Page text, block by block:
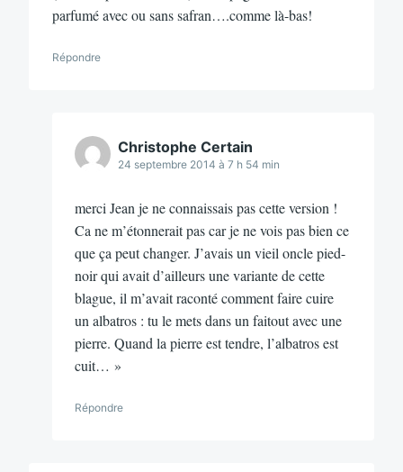
parfumé avec ou sans safran….comme là-bas!
Répondre
Christophe Certain
24 septembre 2014 à 7 h 54 min
merci Jean je ne connaissais pas cette version !
Ca ne m’étonnerait pas car je ne vois pas bien ce
que ça peut changer. J’avais un vieil oncle pied-
noir qui avait d’ailleurs une variante de cette
blague, il m’avait raconté comment faire cuire
un albatros : tu le mets dans un faitout avec une
pierre. Quand la pierre est tendre, l’albatros est
cuit… »
Répondre